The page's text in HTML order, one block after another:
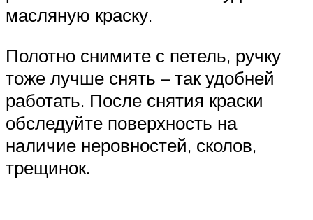
масляную краску.
Полотно снимите с петель, ручку
тоже лучше снять – так удобней
работать. После снятия краски
обследуйте поверхность на
наличие неровностей, сколов,
трещинок.